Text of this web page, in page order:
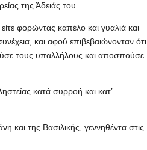
της Άδειάς του.
φορώντας καπέλο και γυαλιά και
και αφού επιβεβαιώνονταν ότι
τους υπαλλήλους και αποσπούσε
κατά συρροή και κατ’
και της Βασιλικής, γεννηθέντα στις